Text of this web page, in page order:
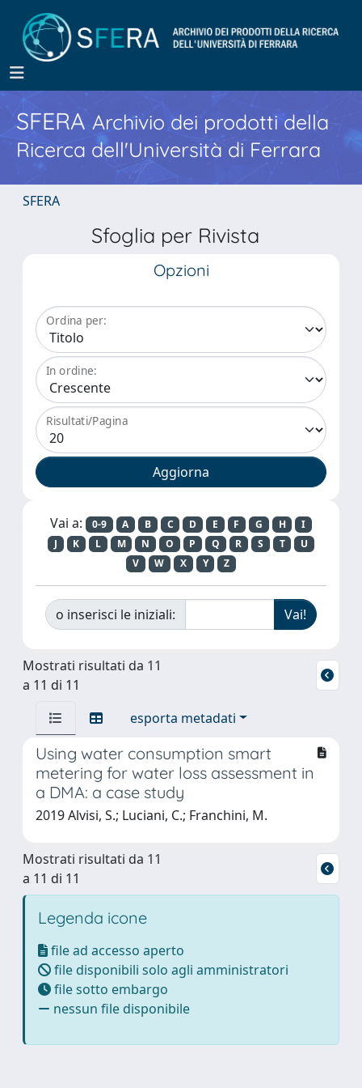
SFERA Archivio dei prodotti della
Ricerca dell'Università di Ferrara
SFERA
Sfoglia per Rivista
Opzioni
Ordina per:
In ordine:
Risultati/Pagina
Vai a: 0-9 A B C D E F G H
I
J
K L M N O P Q R S T
U
V
W X Y Z
o inserisci le iniziali:
Mostrati risultati da 11
a 11 di 11
esporta metadati
Using water consumption smart
metering for water loss assessment in
a DMA: a case study
2019 Alvisi, S.; Luciani, C.; Franchini, M.
Mostrati risultati da 11
a 11 di 11
Legenda icone
file ad accesso aperto
file disponibili solo agli amministratori
file sotto embargo
nessun file disponibile